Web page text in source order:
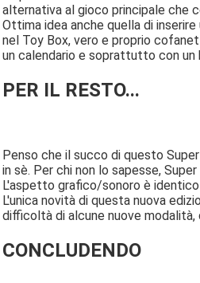
alternativa al gioco principale che
Ottima idea anche quella di
nel Toy Box, vero e proprio
un calendario e soprattutto con un
PER IL RESTO...
Penso che il succo di questo
in sè. Per chi non lo sapesse,
L'aspetto grafico/sonoro è
L'unica novità di questa nuova
difficoltà di alcune nuove
CONCLUDENDO